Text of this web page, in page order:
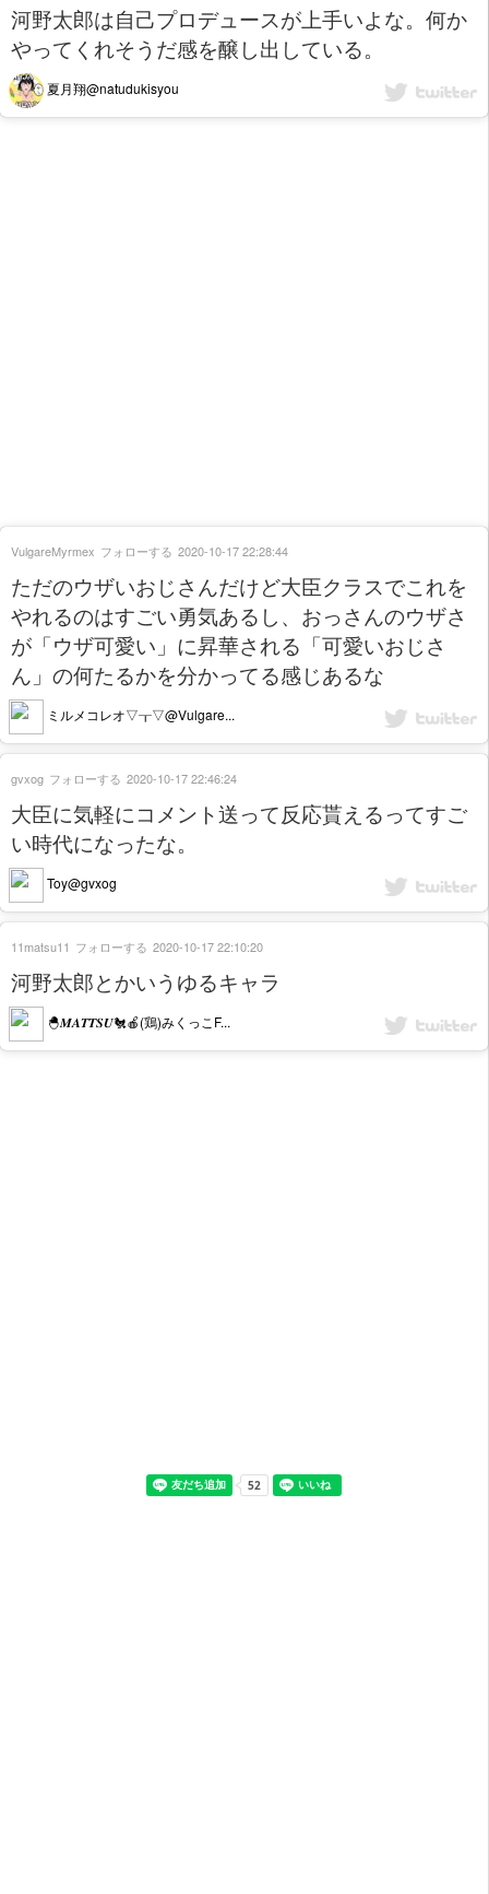
河野太郎は自己プロデュースが上手いよな。何か
やってくれそうだ感を醸し出している。
夏月翔@natudukisyou
ただのウザいおじさんだけど大臣クラスでこれを
やれるのはすごい勇気あるし、おっさんのウザさ
が「ウザ可愛い」に昇華される「可愛いおじさ
ん」の何たるかを分かってる感じあるな
ミルメコレオ▽┰▽@Vulgare...
VulgareMyrmex フォローする 2020-10-17 22:28:44
大臣に気軽にコメント送って反応貰えるってすご
い時代になったな。
Toy@gvxog
gvxog フォローする 2020-10-17 22:46:24
河野太郎とかいうゆるキャラ
🐣𝑴𝑨𝑻𝑻𝑺𝑼🐔🍎(鶏)みくっこF...
11matsu11 フォローする 2020-10-17 22:10:20